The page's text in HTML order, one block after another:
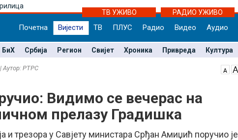
ТВ УЖИВО
РАДИО УЖИВО
Почетна Вијести ТВ ПЛУС Радио Видео Аудио
БиХ Србија Регион Свијет Хроника Привреда Култура
Аутор: РТРС
Видимо се вечерас на
прелазу Градишка
и трезора у Савјету министара Срђан Амиџић поручио је